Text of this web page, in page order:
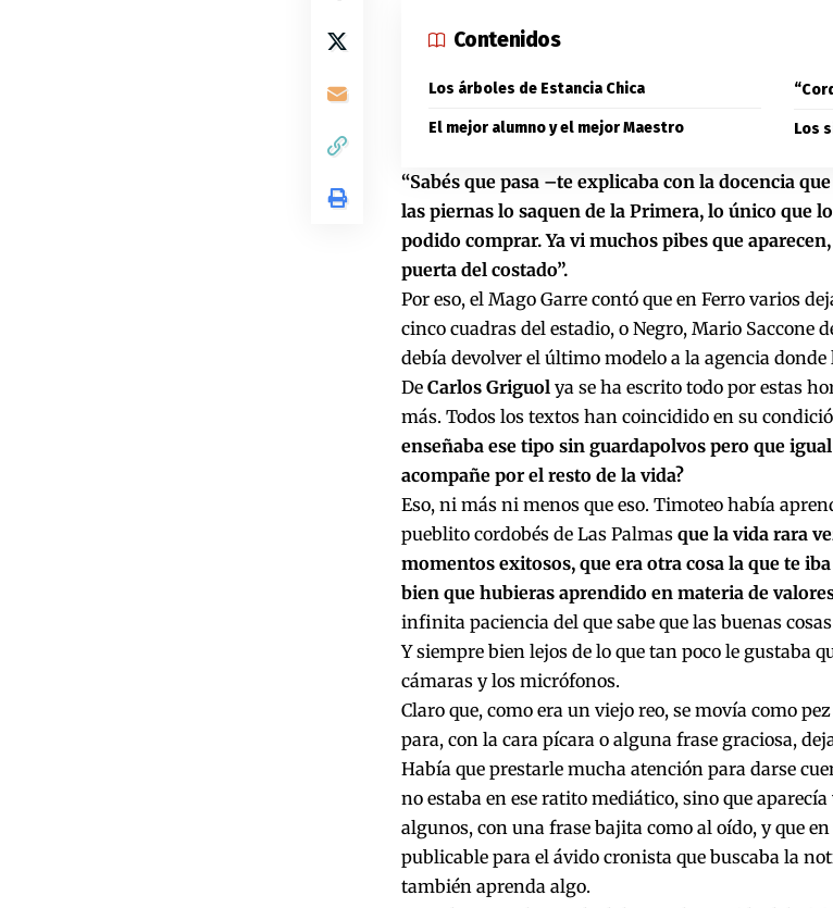
Contenidos
Los árboles de Estancia Chica
El mejor alumno y el mejor Maestro Los
“Sabés que pasa –te explicaba con la docencia
las piernas lo saquen de la Primera, lo único que
podido comprar. Ya vi muchos pibes que
puerta del costado”.
Por eso, el Mago Garre contó que en Ferro varios
cinco cuadras del estadio, o Negro, Mario Saccone
debía devolver el último modelo a la agencia donde
De Carlos Griguolya se ha escrito todo por estas
más. Todos los textos han coincidido en su
enseñaba ese tipo sin guardapolvos pero que
acompañe por el resto de la vida?
Eso, ni más ni menos que eso. Timoteo había
pueblito cordobés de Las Palmas que la vida rara
momentos exitosos, que era otra cosa la que te
bien que hubieras aprendido en materia de
infinita paciencia del que sabe que las buenas
Y siempre bien lejos de lo que tan poco le gustaba
cámaras y los micrófonos.
Claro que, como era un viejo reo, se movía como
para, con la cara pícara o alguna frase graciosa,
Había que prestarle mucha atención para darse
no estaba en ese ratito mediático, sino que
algunos, con una frase bajita como al oído, y que
publicable para el ávido cronista que buscaba la
también aprenda algo.